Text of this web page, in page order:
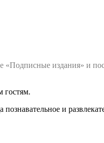
«Подписные издания» и
гостям.
и